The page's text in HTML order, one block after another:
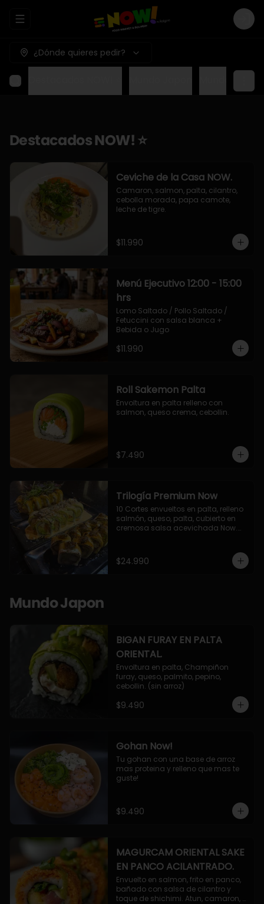
Abrir menu de navegación Login
¿Dónde quieres pedir?
Destacados NOW! ⭐
Ceviche de la Casa NOW.
Camaron, salmon, palta, cilantro,
cebolla morada, papa camote,
leche de tigre.
$11.990
Menú Ejecutivo 12:00 - 15:00
hrs
Lomo Saltado / Pollo Saltado /
Fetuccini con salsa blanca +
Bebida o Jugo
$11.990
Roll Sakemon Palta
Envoltura en palta relleno con
salmon, queso crema, cebollin.
$7.490
Trilogía Premium Now
10 Cortes envueltos en palta, relleno
salmón, queso, palta, cubierto en
cremosa salsa acevichada Now.
palta, cubierto con topping de
chimichurri de la casa flambeado.
$24.990
Mundo Japon
BIGAN FURAY EN PALTA
ORIENTAL.
Envoltura en palta, Champiñon
furay, queso, palmito, pepino,
cebollin. (sin arroz)
$9.490
Gohan Now!
Tu gohan con una base de arroz
mas proteina y relleno que mas te
guste!
$9.490
MAGURCAM ORIENTAL SAKE
EN PANCO ACILANTRADO.
Envuelto en salmon, frito en panco,
bañado con salsa de cilantro y
toque de shichimi. Atun, camaron,